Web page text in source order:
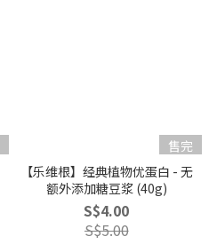
售完
【乐维根】经典植物优蛋白 - 无
额外添加糖豆浆 (40g)
S$4.00
S$5.00